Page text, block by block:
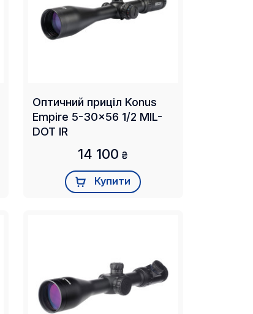
Оптичний приціл Konus
Empire 5-30x56 1/2 MIL-
DOT IR
14 100 ₴
Купити